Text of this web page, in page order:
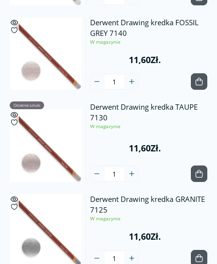
Derwent Drawing kredka FOSSIL
GREY 7140
W magazynie
11,60Zł.
Ostatnie sztuki
Derwent Drawing kredka TAUPE
7130
W magazynie
11,60Zł.
Derwent Drawing kredka GRANITE
7125
W magazynie
11,60Zł.